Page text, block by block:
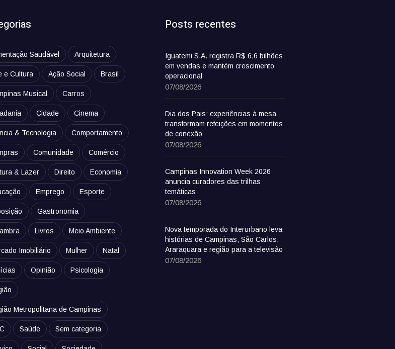
Saudável Arquitetura
e Cultura Ação Social Brasil
Musical Carros
Cidade Cinema
& Tecnologia Comportamento
Comunidade Comércio
& Lazer Direito Economia
Emprego Esporte
Gastronomia
Livros Meio Ambiente
Imobiliário Mulher Natal
Opinião Psicologia
Metropolitana de Campinas
Saúde Sem categoria
Posts recentes
Iguatemi S.A. registra R$ 6,6 bilhões
em vendas e mantém crescimento
operacional
07/08/2026
Dia dos Pais: experiências à mesa
transformam refeições em momentos
de conexão
07/08/2026
Campinas Innovation Week 2026
anuncia curadores das trilhas
temáticas
07/08/2026
Nova temporada do Interurbano leva
histórias de Campinas, São Carlos,
Araraquara e região para a televisão
07/08/2026